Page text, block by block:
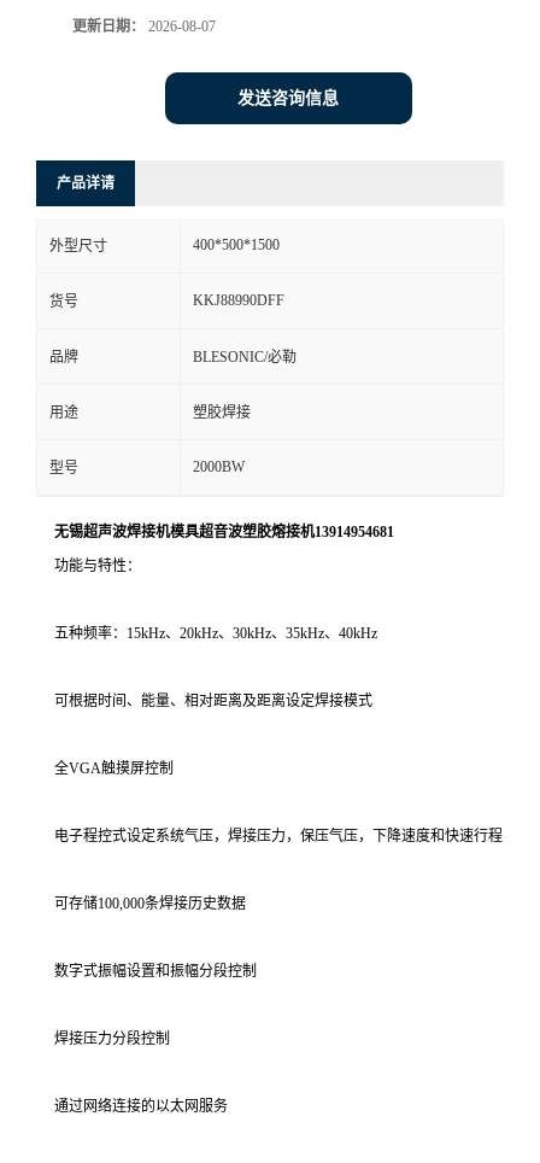
更新日期： 2026-08-07
发送咨询信息
产品详请
外型尺寸 400*500*1500
货号 KKJ88990DFF
品牌 BLESONIC/必勒
用途 塑胶焊接
型号 2000BW
无锡超声波焊接机模具超音波塑胶熔接机13914954681
功能与特性：
五种频率：15kHz、20kHz、30kHz、35kHz、40kHz
可根据时间、能量、相对距离及距离设定焊接模式
全VGA触摸屏控制
电子程控式设定系统气压，焊接压力，保压气压，下降速度和快速行程
可存储100,000条焊接历史数据
数字式振幅设置和振幅分段控制
焊接压力分段控制
通过网络连接的以太网服务